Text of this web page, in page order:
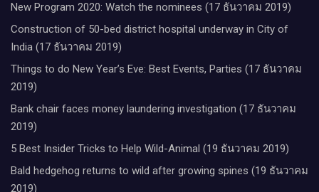
New Program 2020: Watch the nominees (17 ธันวาคม 2019)
Construction of 50-bed district hospital underway in City of
India (17 ธันวาคม 2019)
Things to do New Year’s Eve: Best Events, Parties (17 ธันวาคม
2019)
Bank chair faces money laundering investigation (17 ธันวาคม
2019)
5 Best Insider Tricks to Help Wild-Animal (19 ธันวาคม 2019)
Bald hedgehog returns to wild after growing spines (19 ธันวาคม
2019)